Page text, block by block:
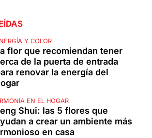
Y COLOR
flor que recomiendan tener
de la puerta de entrada
renovar la energía del
EN EL HOGAR
Shui: las 5 flores que
a crear un ambiente más
en casa